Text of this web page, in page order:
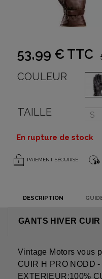
53,99 € TTC
COULEUR
TAILLE
En rupture de stock
PAIEMENT SÉCURISÉ
DESCRIPTION
GANTS HIVER CUIR
Vintage Motors vous
CUIR H PRO NODD -
EXTERIEUR:100%